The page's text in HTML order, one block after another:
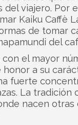
del viajero. Por
Kaiku Caffè
de tomar
del
con el mayor
honor a su
fuerte
La
nacen